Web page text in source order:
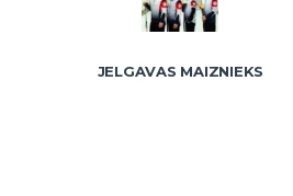
JELGAVAS MAIZNIEKS